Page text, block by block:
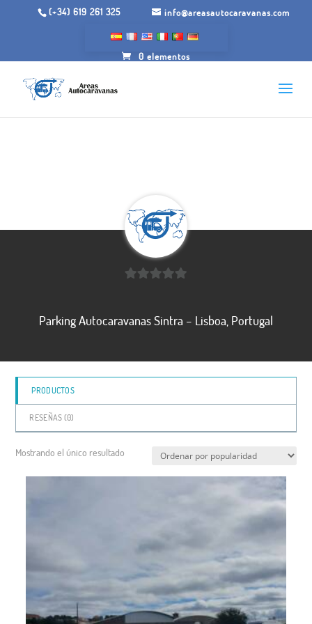
(+34) 619 261 325 info@areasautocaravanas.com
0 elementos
5
Parking Autocaravanas Sintra – Lisboa, Portugal
PRODUCTOS
RESEÑAS (0)
Mostrando el único resultado